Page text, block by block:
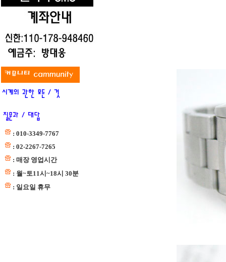
: 010-3349-7767
: 02-2267-7265
: 매장 영업시간
: 월~토11시~18시 30분
: 일요일 휴무